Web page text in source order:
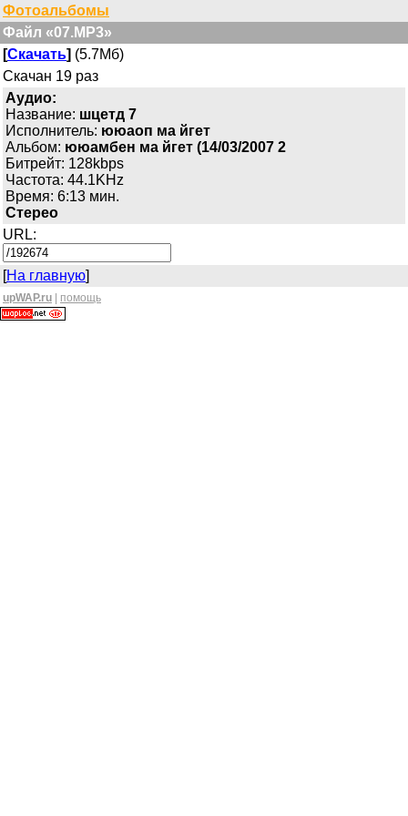
Фотоальбомы
Файл «07.MP3»
[Скачать] (5.7Мб)
Скачан 19 раз
Аудио:
Название: шцетд 7
Исполнитель: ююаоп ма йгет
Альбом: ююамбен ма йгет (14/03/2007 2
Битрейт: 128kbps
Частота: 44.1KHz
Время: 6:13 мин.
Стерео
URL:
[На главную]
upWAP.ru помощь